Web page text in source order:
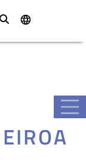
Buscar